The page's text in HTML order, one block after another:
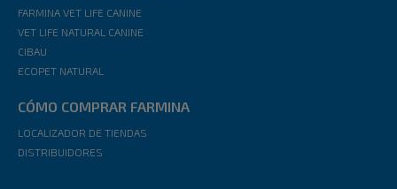
FARMINA VET LIFE CANINE
VET LIFE NATURAL CANINE
CIBAU
ECOPET NATURAL
CÓMO COMPRAR FARMINA
LOCALIZADOR DE TIENDAS
DISTRIBUIDORES